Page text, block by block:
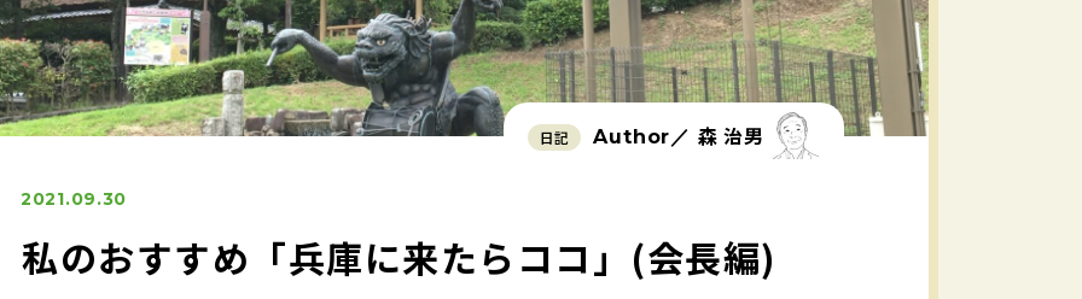
日記 Author／ 森 治男
2021.09.30
私のおすすめ「兵庫に来たらココ」(会長編)